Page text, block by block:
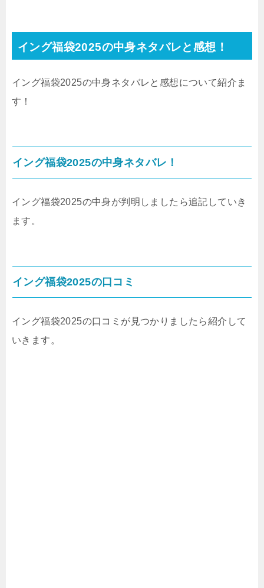
イング福袋2025の中身ネタバレと感想！
イング福袋2025の中身ネタバレと感想について紹介ま
す！
イング福袋2025の中身ネタバレ！
イング福袋2025の中身が判明しましたら追記していき
ます。
イング福袋2025の口コミ
イング福袋2025の口コミが見つかりましたら紹介して
いきます。